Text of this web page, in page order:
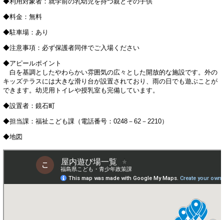
◆料金：無料
◆駐車場：あり
◆注意事項：必ず保護者同伴でご入場ください
◆アピールポイント
白を基調としたやわらかい雰囲気の広々とした開放的な施設です。外の
キッズテラスには大きな滑り台が設置されており、雨の日でも遊ぶことが
できます。幼児用トイレや授乳室も完備しています。
◆設置者：鏡石町
◆担当課：福祉こども課（電話番号：0248－62－2210）
◆地図